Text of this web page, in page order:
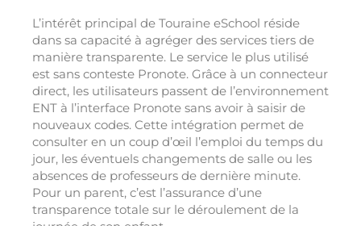
L’intérêt principal de Touraine eSchool réside
dans sa capacité à agréger des services tiers de
manière transparente. Le service le plus utilisé
est sans conteste Pronote. Grâce à un connecteur
direct, les utilisateurs passent de l’environnement
ENT à l’interface Pronote sans avoir à saisir de
nouveaux codes. Cette intégration permet de
consulter en un coup d’œil l’emploi du temps du
jour, les éventuels changements de salle ou les
absences de professeurs de dernière minute.
Pour un parent, c’est l’assurance d’une
transparence totale sur le déroulement de la